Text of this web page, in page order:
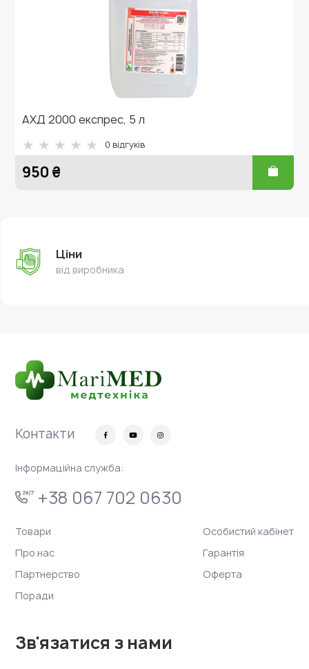
АХД 2000 експрес, 5 л
0 відгуків
950 ₴
Ціни
від виробника
Контакти
Інформаційна служба:
+38 067 702 0630
Товари
Про нас
Партнерство
Поради
Особистий кабінет
Гарантія
Оферта
Зв'язатися з нами